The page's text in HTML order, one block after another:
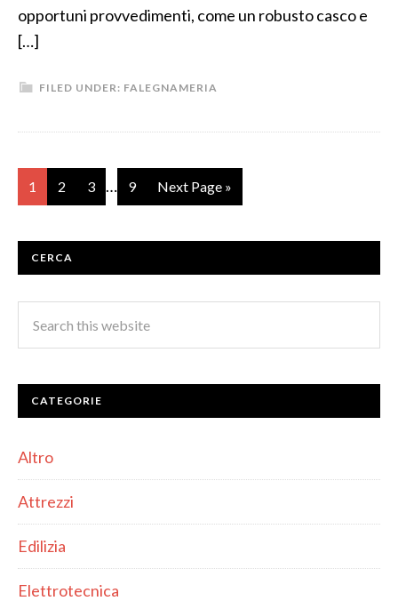
opportuni provvedimenti, come un robusto casco e
[…]
FILED UNDER: FALEGNAMERIA
1 2 3 … 9 Next Page »
CERCA
CATEGORIE
Altro
Attrezzi
Edilizia
Elettrotecnica